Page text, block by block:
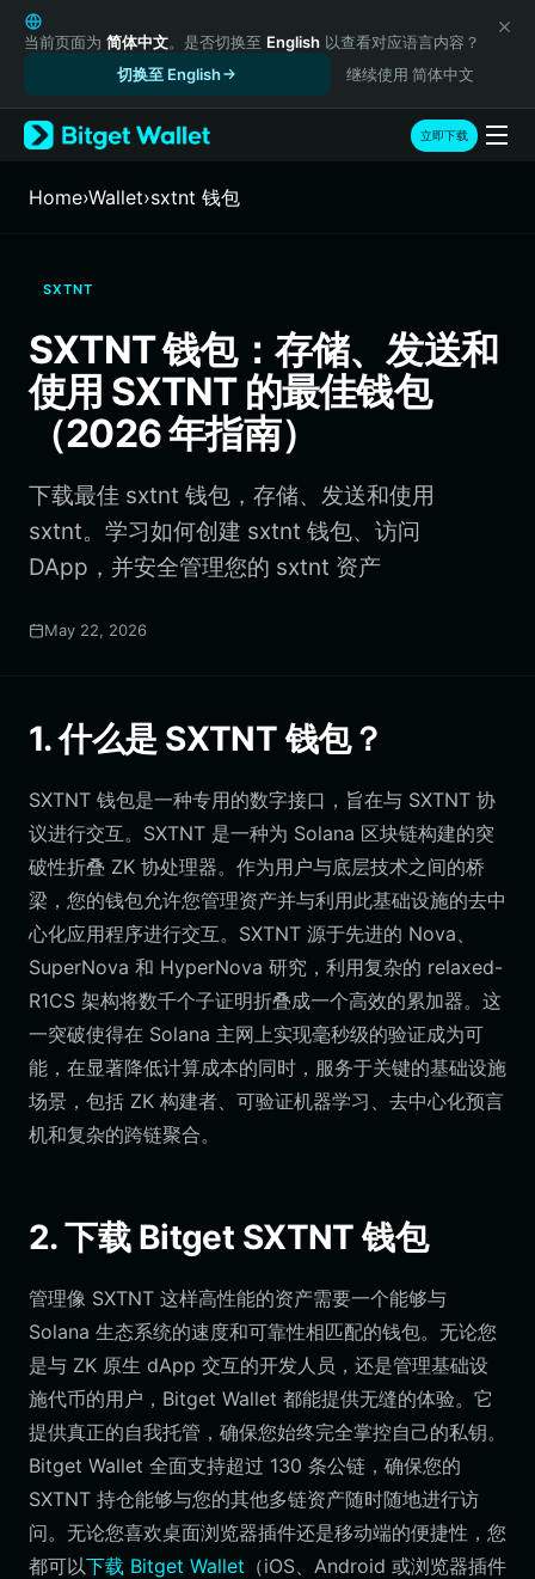
English
日本語
Русский
Español (Latinoamérica)
Türkçe
Italiano
繁體中文
Português (Portugal)
Bahasa Indonesia
ภาษาไทย
Português (Brasil)
Español (Argentina)
当前页面为 简体中文。是否切换至 English 以查看对应语言内容？
切换至 English
继续使用 简体中文
立即下载
Home›Wallet›sxtnt 钱包
SXTNT
SXTNT 钱包：存储、发送和
使用 SXTNT 的最佳钱包
（2026 年指南）
下载最佳 sxtnt 钱包，存储、发送和使用
sxtnt。学习如何创建 sxtnt 钱包、访问
DApp，并安全管理您的 sxtnt 资产
May 22, 2026
1. 什么是 SXTNT 钱包？
SXTNT 钱包是一种专用的数字接口，旨在与 SXTNT 协
议进行交互。SXTNT 是一种为 Solana 区块链构建的突
破性折叠 ZK 协处理器。作为用户与底层技术之间的桥
梁，您的钱包允许您管理资产并与利用此基础设施的去中
心化应用程序进行交互。SXTNT 源于先进的 Nova、
SuperNova 和 HyperNova 研究，利用复杂的 relaxed-
R1CS 架构将数千个子证明折叠成一个高效的累加器。这
一突破使得在 Solana 主网上实现毫秒级的验证成为可
能，在显著降低计算成本的同时，服务于关键的基础设施
场景，包括 ZK 构建者、可验证机器学习、去中心化预言
机和复杂的跨链聚合。
2. 下载 Bitget SXTNT 钱包
管理像 SXTNT 这样高性能的资产需要一个能够与
Solana 生态系统的速度和可靠性相匹配的钱包。无论您
是与 ZK 原生 dApp 交互的开发人员，还是管理基础设
施代币的用户，Bitget Wallet 都能提供无缝的体验。它
提供真正的自我托管，确保您始终完全掌控自己的私钥。
Bitget Wallet 全面支持超过 130 条公链，确保您的
SXTNT 持仓能够与您的其他多链资产随时随地进行访
问。无论您喜欢桌面浏览器插件还是移动端的便捷性，您
都可以下载 Bitget Wallet （iOS、Android 或浏览器插件